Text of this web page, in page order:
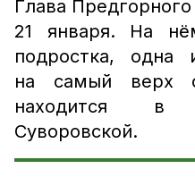
Глава
21 января. На
подростка, одна
на самый верх
находится в
Суворовской.